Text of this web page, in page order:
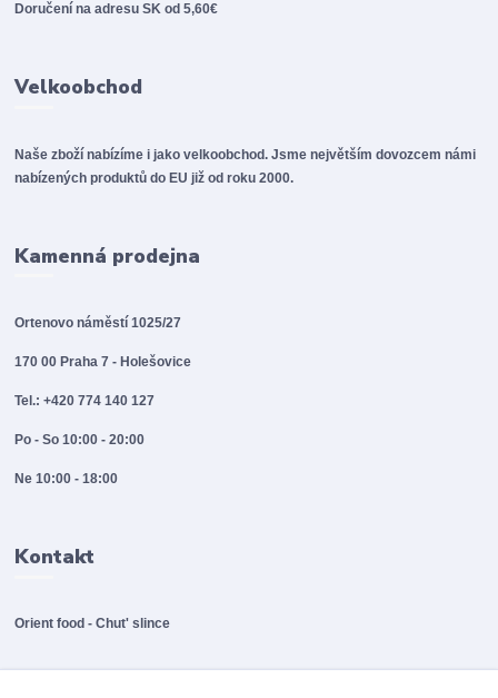
Doručení na adresu SK od 5,60€
Velkoobchod
Naše zboží nabízíme i jako velkoobchod. Jsme největším dovozcem námi
nabízených produktů do EU již od roku 2000.
Kamenná prodejna
Ortenovo náměstí 1025/27
170 00 Praha 7 - Holešovice
Tel.: +420 774 140 127
Po - So 10:00 - 20:00
Ne 10:00 - 18:00
Kontakt
Orient food - Chut' slince